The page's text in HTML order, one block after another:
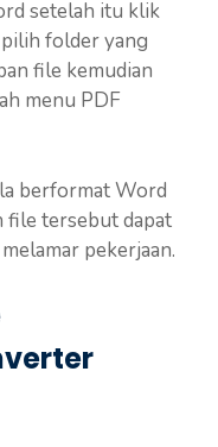
setelah itu klik
pilih folder yang
file kemudian
menu PDF
berformat Word
file tersebut dapat
pekerjaan.